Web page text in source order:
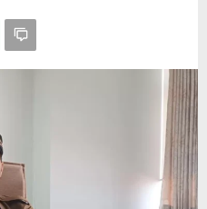
Teraliri